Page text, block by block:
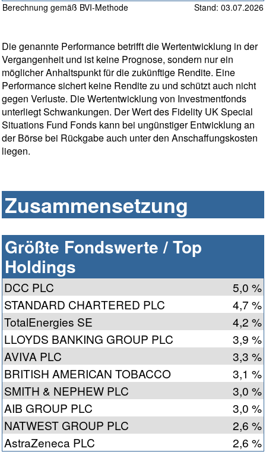
Berechnung gemäß BVI-Methode Stand: 03.07.2026
Die genannte Performance betrifft die Wertentwicklung in der
Vergangenheit und ist keine Prognose, sondern nur ein
möglicher Anhaltspunkt für die zukünftige Rendite. Eine
Performance sichert keine Rendite zu und schützt auch nicht
gegen Verluste. Die Wertentwicklung von Investmentfonds
unterliegt Schwankungen. Der Wert des Fidelity UK Special
Situations Fund Fonds kann bei ungünstiger Entwicklung an
der Börse bei Rückgabe auch unter den Anschaffungskosten
liegen.
Zusammensetzung
Größte Fondswerte / Top
Holdings
DCC PLC
5,0 %
STANDARD CHARTERED PLC
4,7 %
TotalEnergies SE
4,2 %
LLOYDS BANKING GROUP PLC
3,9 %
AVIVA PLC
3,3 %
BRITISH AMERICAN TOBACCO
3,1 %
SMITH & NEPHEW PLC
3,0 %
AIB GROUP PLC
3,0 %
NATWEST GROUP PLC
2,6 %
AstraZeneca PLC
2,6 %